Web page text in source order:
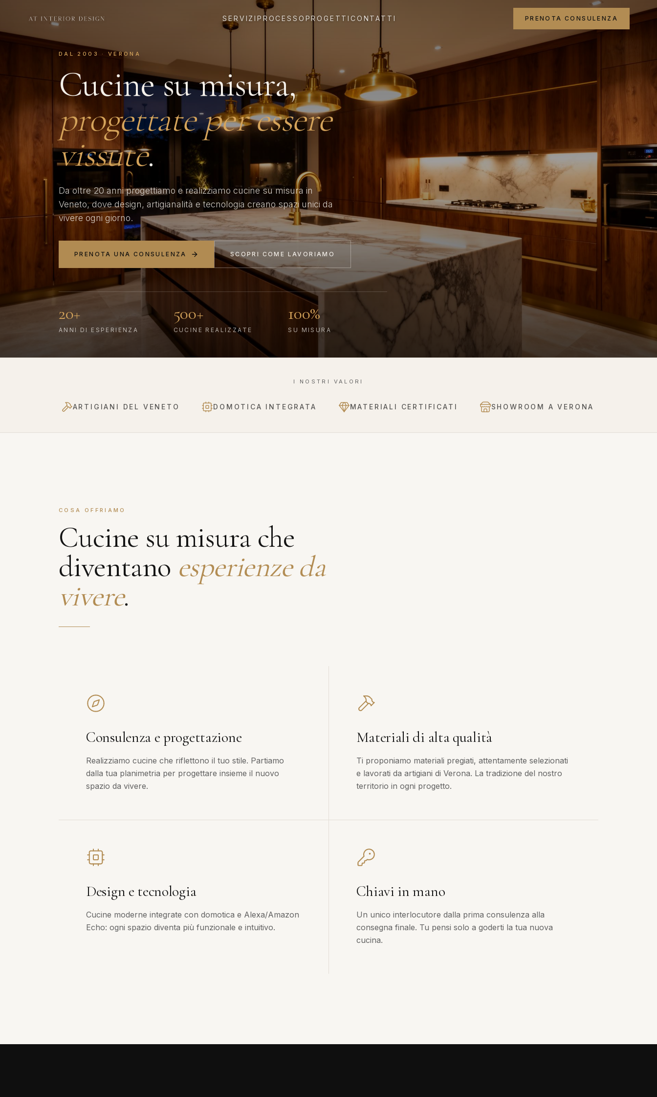
SERVIZIPROCESSO PROGETTI CONTATTI PRENOTA CONSULENZA
DAL 2003 · VERONA
Cucine su misura,
progettate per essere
vissute.
Da oltre 20 anni progettiamo e realizziamo cucine su misura in
Veneto, dove design, artigianalità e tecnologia creano spazi unici da
vivere ogni giorno.
PRENOTA UNA CONSULENZA SCOPRI COME LAVORIAMO
20+
ANNI DI ESPERIENZA
500+
CUCINE REALIZZATE
100%
SU MISURA
I NOSTRI VALORI
ARTIGIANI DEL VENETO DOMOTICA INTEGRATA MATERIALI CERTIFICATI SHOWROOM A VERONA
COSA OFFRIAMO
Cucine su misura che
diventano esperienze da
vivere.
Consulenza e progettazione
Realizziamo cucine che riflettono il tuo stile. Partiamo
dalla tua planimetria per progettare insieme il nuovo
spazio da vivere.
Materiali di alta qualità
Ti proponiamo materiali pregiati, attentamente selezionati
e lavorati da artigiani di Verona. La tradizione del nostro
territorio in ogni progetto.
Design e tecnologia
Cucine moderne integrate con domotica e Alexa/Amazon
Echo: ogni spazio diventa più funzionale e intuitivo.
Chiavi in mano
Un unico interlocutore dalla prima consulenza alla
consegna finale. Tu pensi solo a goderti la tua nuova
cucina.